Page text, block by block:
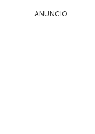
ANUNCIO